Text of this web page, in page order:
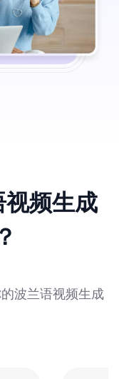
频生成
波兰语视频生成